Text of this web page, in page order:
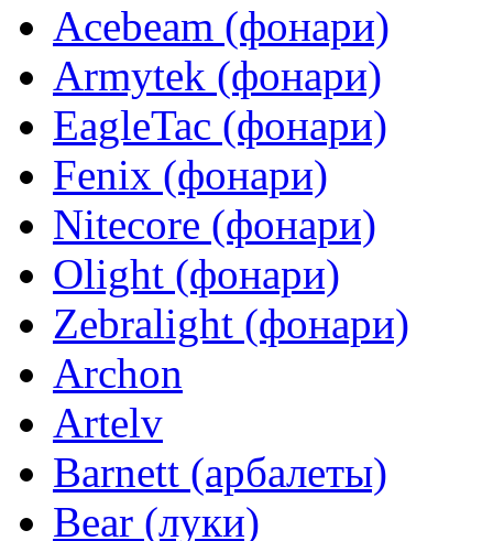
Acebeam (фонари)
Armytek (фонари)
EagleTac (фонари)
Fenix (фонари)
Nitecore (фонари)
Olight (фонари)
Zebralight (фонари)
Archon
Artelv
Barnett (арбалеты)
Bear (луки)